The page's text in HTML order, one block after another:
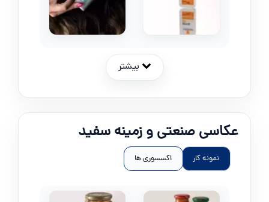
بیشتر
عکاسی صنعتی و زمینه سفید
نمونه کار اکسسوری ها